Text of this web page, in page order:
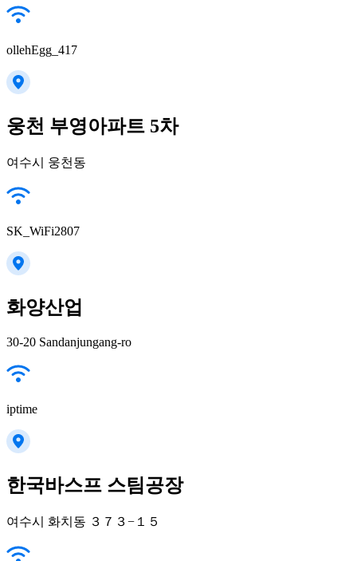
ollehEgg_417
웅천 부영아파트 5차
여수시 웅천동
SK_WiFi2807
화양산업
30-20 Sandanjungang-ro
iptime
한국바스프 스팀공장
여수시 화치동 ３７３−１５